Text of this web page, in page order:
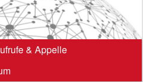
& Appelle